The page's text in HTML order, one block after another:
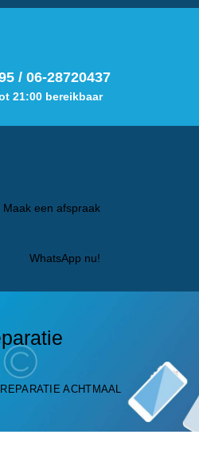
/ 06-28720437
21:00 bereikbaar
Maak een afspraak
WhatsApp nu!
ACHTMAAL